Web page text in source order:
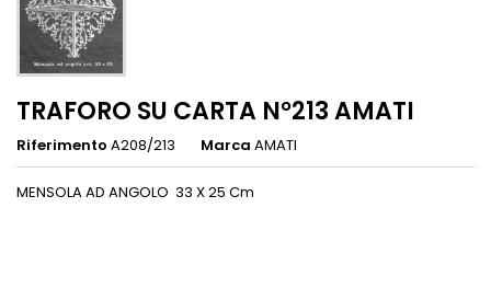
TRAFORO SU CARTA N°213 AMATI
Riferimento A208/213 Marca AMATI
MENSOLA AD ANGOLO 33 X 25 Cm